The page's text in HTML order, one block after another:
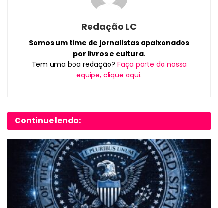
Redação LC
Somos um time de jornalistas apaixonados
por livros e cultura.
Tem uma boa redação? Faça parte da nossa
equipe, clique aqui.
Continue lendo: